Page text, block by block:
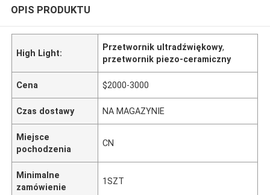
OPIS PRODUKTU
High Light:
Przetwornik ultradźwiękowy,
przetwornik piezo-ceramiczny
Cena $2000-3000
Czas dostawy NA MAGAZYNIE
Miejsce
pochodzenia
CN
Minimalne
zamówienie
1SZT